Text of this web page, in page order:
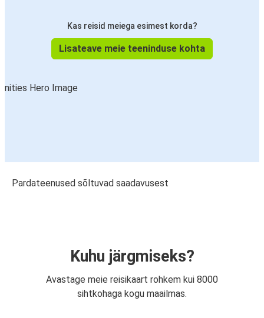
Kas reisid meiega esimest korda?
Lisateave meie teeninduse kohta
Pardateenused sõltuvad saadavusest
Kuhu järgmiseks?
Avastage meie reisikaart rohkem kui 8000
sihtkohaga kogu maailmas.